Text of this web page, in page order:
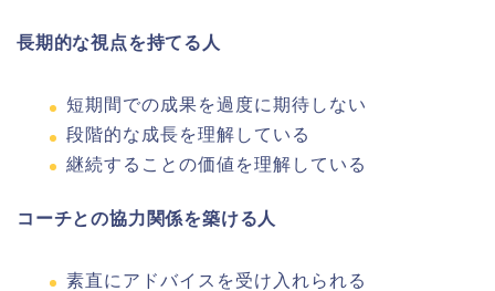
長期的な視点を持てる人
短期間での成果を過度に期待しない
段階的な成長を理解している
継続することの価値を理解している
コーチとの協力関係を築ける人
素直にアドバイスを受け入れられる